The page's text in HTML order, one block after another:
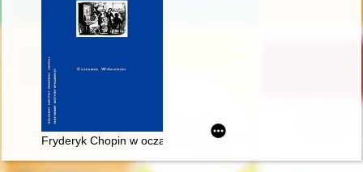
Fryderyk Chopin w oczach Rosjan. Antologia. Friderik źopen